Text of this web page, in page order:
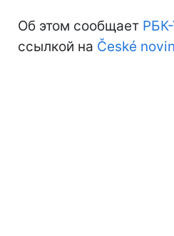
Об этом сообщает
ссылкой на České